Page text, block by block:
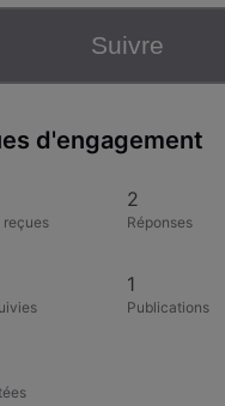
Suivre
d'engagement
2
Réponses
1
Publications